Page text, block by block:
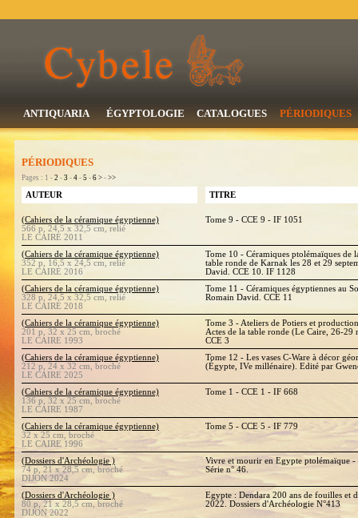
ANTIQUARIA ÉGYPTOLOGIE CATALOGUES PÉRIODIQUES
PÉRIODIQUES
Pages : 1 - 2 - 3 - 4 - 5 - 6 > - >>
AUTEUR TITRE
(Cahiers de la céramique égyptienne)
566 p, 24,5 x 32,5 cm, relié
LE CAIRE 2011
Tome 9 - CCE 9 - IF 1051
(Cahiers de la céramique égyptienne)
352 p, 16,5 x 24,5 cm, relié
LE CAIRE 2016
Tome 10 - Céramiques ptolémaïques de
table ronde de Karnak les 28 et 29
David. CCE 10. IF 1128
(Cahiers de la céramique égyptienne)
328 p, 24,5 x 32,5 cm, relié
LE CAIRE 2018
Tome 11 - Céramiques égyptiennes au
Romain David. CCE 11
(Cahiers de la céramique égyptienne)
201 p, 32 x 25 cm, broché
LE CAIRE 1993
Tome 3 - Ateliers de Potiers et
Actes de la table ronde (Le Caire, 26-
CCE 3
(Cahiers de la céramique égyptienne)
212 p, 24 x 32 cm, broché
LE CAIRE 2025
Tome 12 - Les vases C-Ware à décor
(Égypte, IVe millénaire). Edité par
(Cahiers de la céramique égyptienne)
136 p, 32 x 25 cm, broché
LE CAIRE 1987
Tome 1 - CCE 1 - IF 668
(Cahiers de la céramique égyptienne)
32 x 25 cm, broché
LE CAIRE 1996
Tome 5 - CCE 5 - IF 779
(Dossiers d'Archéologie )
74 p, 21 x 28,5 cm, broché
DIJON 2024
Vivre et mourir en Egypte ptolémaïque -
Série n° 46.
(Dossiers d'Archéologie )
80 p, 21 x 28,5 cm, broché
DIJON 2022
Egypte : Dendara 200 ans de fouilles et
2022. Dossiers d'Archéologie N°413